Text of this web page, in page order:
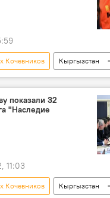
Кочевников
Кыргызстан
аренда
офис
показали 32
"Наследие
11:03
Кочевников
Кыргызстан